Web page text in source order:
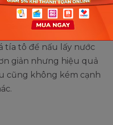
chất
chuẩn bị nguyên
tía tô để nấu lấy nước
giản nhưng hiệu quả
cũng không kém cạnh